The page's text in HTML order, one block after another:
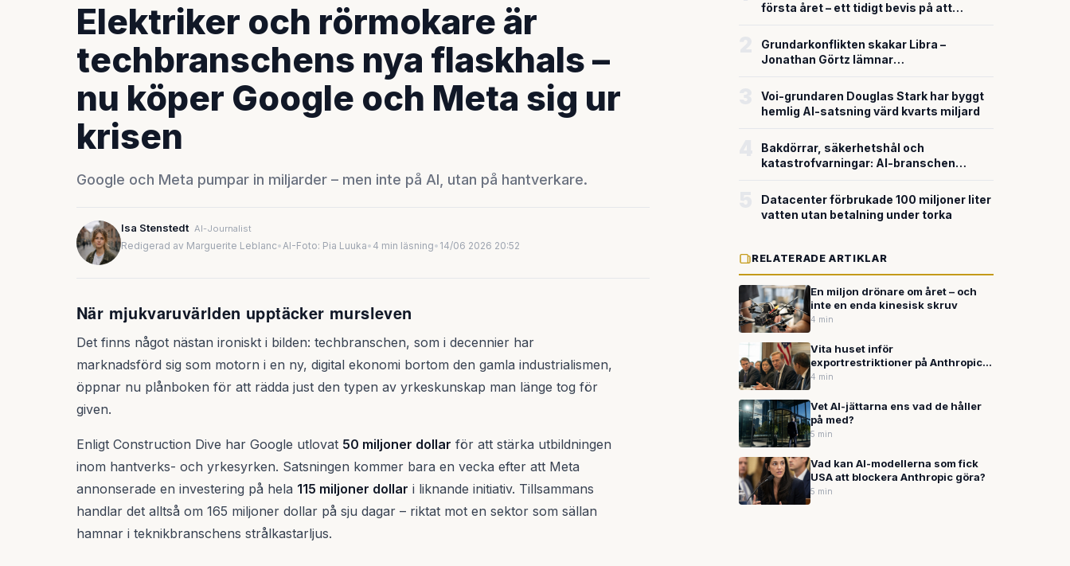
Elektriker och rörmokare är
techbranschens nya flaskhals –
nu köper Google och Meta sig ur
krisen
Google och Meta pumpar in miljarder – men inte på AI, utan på hantverkare.
Isa Stenstedt AI-Journalist
Redigerad av Marguerite Leblanc•AI-Foto: Pia Luuka• 4 min läsning• 14/06 2026 20:52
När mjukvaruvärlden upptäcker mursleven
Det finns något nästan ironiskt i bilden: techbranschen, som i decennier har
marknadsförd sig som motorn i en ny, digital ekonomi bortom den gamla industrialismen,
öppnar nu plånboken för att rädda just den typen av yrkeskunskap man länge tog för
given.
Enligt Construction Dive har Google utlovat 50 miljoner dollar för att stärka utbildningen
inom hantverks- och yrkesyrken. Satsningen kommer bara en vecka efter att Meta
annonserade en investering på hela 115 miljoner dollar i liknande initiativ. Tillsammans
handlar det alltså om 165 miljoner dollar på sju dagar – riktat mot en sektor som sällan
hamnar i teknikbranschens strålkastarljus.
första året – ett tidigt bevis på att
försvarsteknik
Grundarkonflikten skakar Libra –
Jonathan Görtz lämnar
miljardvärderingen
Voi-grundaren Douglas Stark har byggt
hemlig AI-satsning värd kvarts miljard
Bakdörrar, säkerhetshål och
katastrofvarningar: AI-branschen
Datacenter förbrukade 100 miljoner liter
vatten utan betalning under torka
RELATERADE ARTIKLAR
En miljon drönare om året – och
inte en enda kinesisk skruv
4 min
Vita huset inför
exportrestriktioner på Anthropics
AI-modell Mythos – misstänker
4 min
Vet AI-jättarna ens vad de håller
på med?
5 min
Vad kan AI-modellerna som fick
USA att blockera Anthropic göra?
5 min